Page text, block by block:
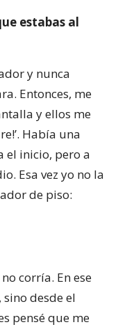
estabas al
y nunca
Entonces, me
y ellos me
Había una
el inicio, pero a
Esa vez yo no la
de piso:
corría. En ese
desde el
pensé que me